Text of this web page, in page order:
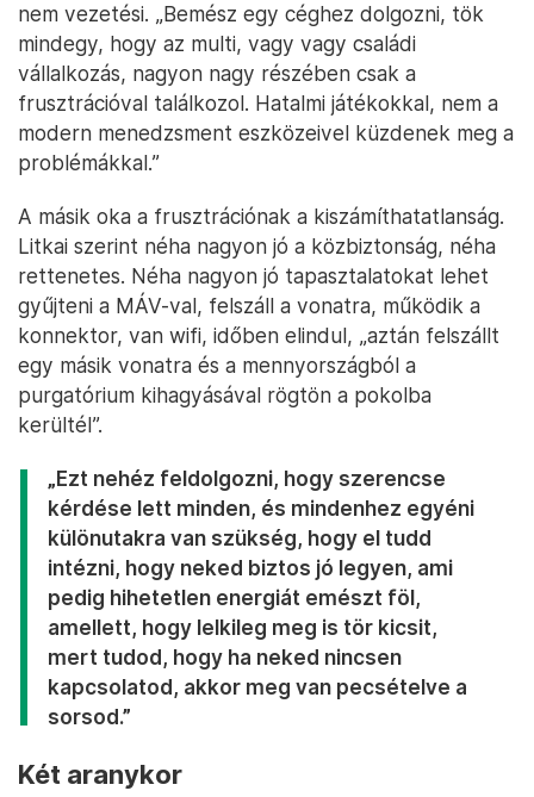
nem vezetési. „Bemész egy céghez dolgozni, tök
mindegy, hogy az multi, vagy vagy családi
vállalkozás, nagyon nagy részében csak a
frusztrációval találkozol. Hatalmi játékokkal, nem a
modern menedzsment eszközeivel küzdenek meg a
problémákkal.”
A másik oka a frusztrációnak a kiszámíthatatlanság.
Litkai szerint néha nagyon jó a közbiztonság, néha
rettenetes. Néha nagyon jó tapasztalatokat lehet
gyűjteni a MÁV-val, felszáll a vonatra, működik a
konnektor, van wifi, időben elindul, „aztán felszállt
egy másik vonatra és a mennyországból a
purgatórium kihagyásával rögtön a pokolba
kerültél”.
„Ezt nehéz feldolgozni, hogy szerencse
kérdése lett minden, és mindenhez egyéni
különutakra van szükség, hogy el tudd
intézni, hogy neked biztos jó legyen, ami
pedig hihetetlen energiát emészt föl,
amellett, hogy lelkileg meg is tör kicsit,
mert tudod, hogy ha neked nincsen
kapcsolatod, akkor meg van pecsételve a
sorsod.”
Két aranykor